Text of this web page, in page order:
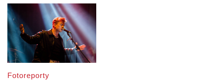
Fotoreporty